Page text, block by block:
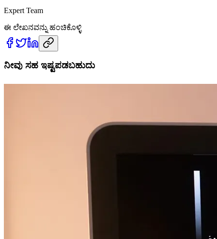
Expert Team
ಈ ಲೇಖನವನ್ನು ಹಂಚಿಕೊಳ್ಳಿ
ನೀವು ಸಹ ಇಷ್ಟಪಡಬಹುದು